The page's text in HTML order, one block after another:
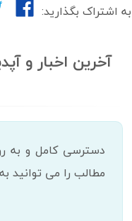
به اشتراک بگذارید:
آخرین اخبار و
مطالب را می توانید